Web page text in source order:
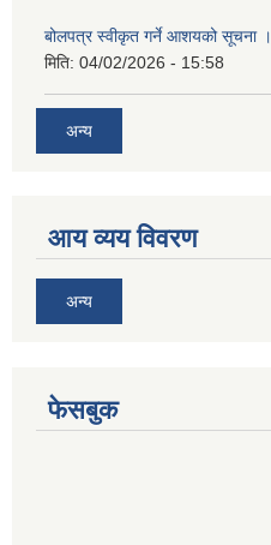
बोलपत्र स्वीकृत गर्ने आशयको सूचना ।
मिति: 04/02/2026 - 15:58
अन्य
आय व्यय विवरण
अन्य
फेसबुक